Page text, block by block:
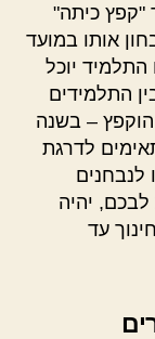
"קפץ כיתה"
אותו במועד
יוכל
התלמידים
– בשנה
לדרגת
לנבחנים
יהיה
עד